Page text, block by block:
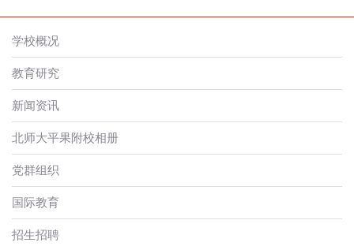
学校概况
教育研究
新闻资讯
北师大平果附校相册
党群组织
国际教育
招生招聘